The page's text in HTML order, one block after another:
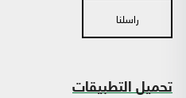
راسلنا
تحميل التطبيقات